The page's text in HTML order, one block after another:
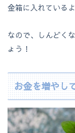
金箱に入れているよ
なので、しんどく
ょう！
お金を増やし